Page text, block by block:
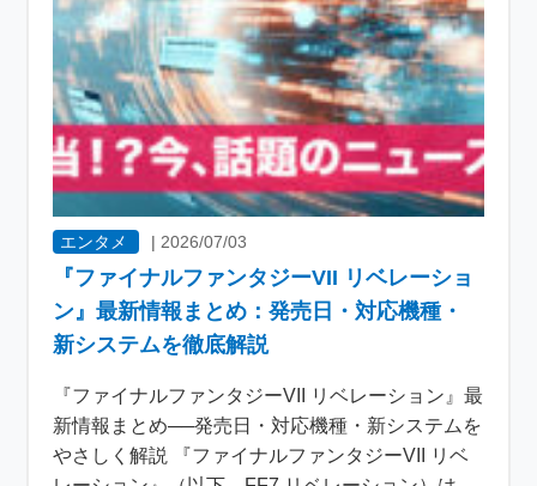
エンタメ | 2026/07/03
『ファイナルファンタジーVII リベレーショ
ン』最新情報まとめ：発売日・対応機種・
新システムを徹底解説
『ファイナルファンタジーVII リベレーション』最
新情報まとめ──発売日・対応機種・新システムを
やさしく解説 『ファイナルファンタジーVII リベ